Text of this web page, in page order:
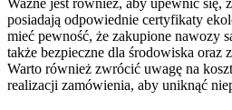
posiadają odpowiednie certyfikaty
mieć pewność, że zakupione nawozy
także bezpieczne dla środowiska oraz
Warto również zwrócić uwagę na
realizacji zamówienia, aby uniknąć